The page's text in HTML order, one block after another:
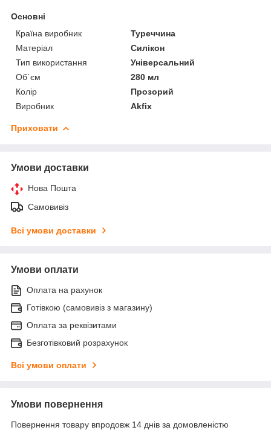
Основні
Країна виробник
Туреччина
Матеріал
Силікон
Тип використання
Універсальний
Об`єм
280 мл
Колір
Прозорий
Виробник
Akfix
Приховати
Умови доставки
Нова Пошта
Самовивіз
Всі умови доставки
Умови оплати
Оплата на рахунок
Готівкою (самовивіз з магазину)
Оплата за реквізитами
Безготівковий розрахунок
Всі умови оплати
Умови повернення
Повернення товару впродовж 14 днів за домовленістю